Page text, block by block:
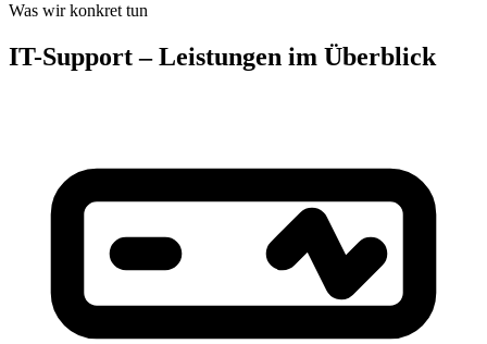
Was wir konkret tun
IT-Support – Leistungen im Überblick